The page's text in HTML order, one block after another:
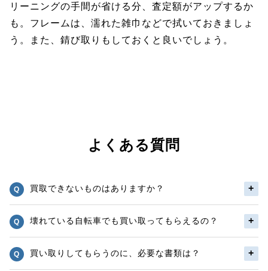
リーニングの手間が省ける分、査定額がアップするか
も。フレームは、濡れた雑巾などで拭いておきましょ
う。また、錆び取りもしておくと良いでしょう。
よくある質問
買取できないものはありますか？
壊れている自転車でも買い取ってもらえるの？
買い取りしてもらうのに、必要な書類は？